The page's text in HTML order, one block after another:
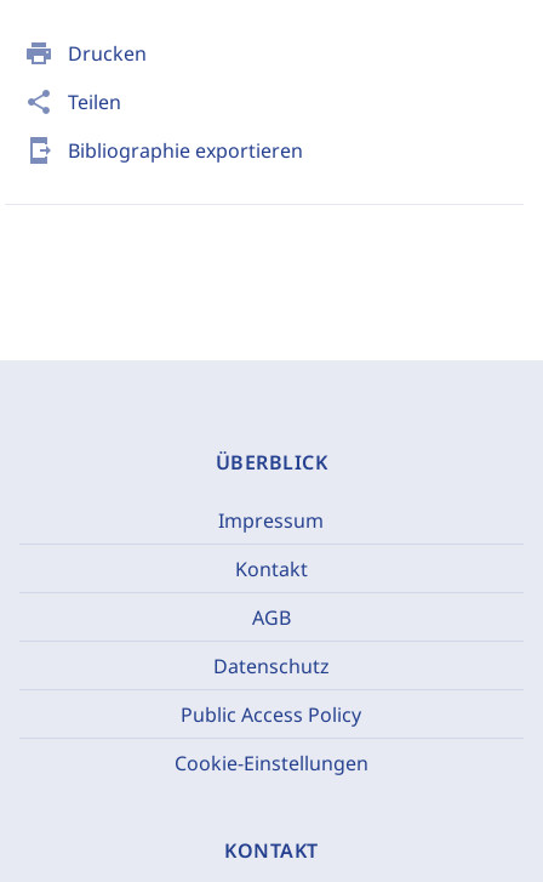
print Drucken
share Teilen
send_to_mobile Bibliographie exportieren
ÜBERBLICK
Impressum
Kontakt
AGB
Datenschutz
Public Access Policy
Cookie-Einstellungen
KONTAKT